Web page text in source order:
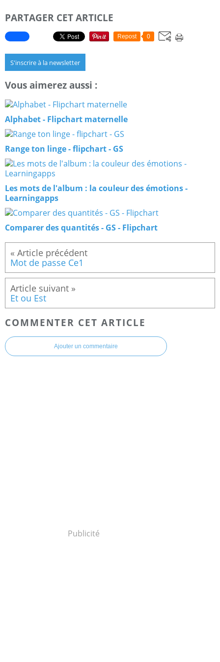
PARTAGER CET ARTICLE
Repost 0
S'inscrire à la newsletter
Vous aimerez aussi :
Alphabet - Flipchart maternelle
Range ton linge - flipchart - GS
Les mots de l'album : la couleur des émotions -
Learningapps
Comparer des quantités - GS - Flipchart
Mot de passe Ce1
Et ou Est
COMMENTER CET ARTICLE
Ajouter un commentaire
Publicité